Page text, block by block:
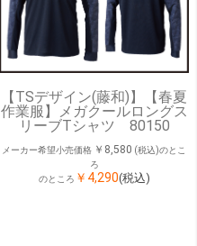
【TSデザイン(藤和)】【春夏
作業服】メガクールロングス
リーブTシャツ 80150
メーカー希望小売価格 ￥8,580 (税込)のとこ
ろ
のところ ￥4,290(税込)